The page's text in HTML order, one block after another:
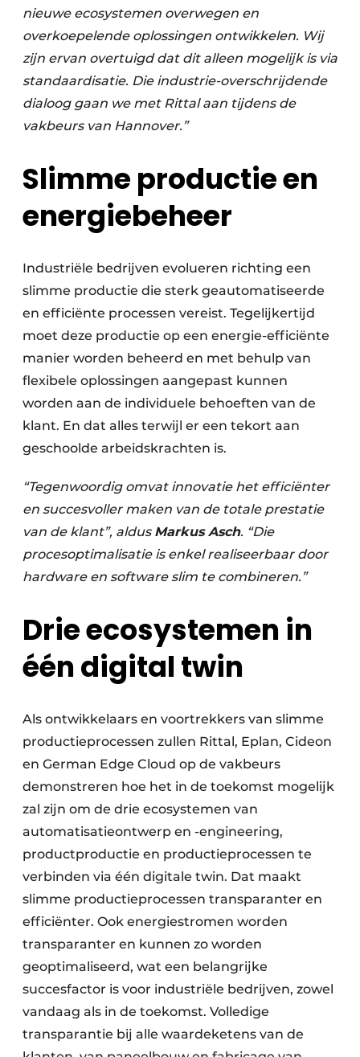
nieuwe ecosystemen overwegen en
overkoepelende oplossingen ontwikkelen. Wij
zijn ervan overtuigd dat dit alleen mogelijk is via
standaardisatie. Die industrie-overschrijdende
dialoog gaan we met Rittal aan tijdens de
vakbeurs van Hannover.”
Slimme productie en
energiebeheer
Industriële bedrijven evolueren richting een
slimme productie die sterk geautomatiseerde
en efficiënte processen vereist. Tegelijkertijd
moet deze productie op een energie-efficiënte
manier worden beheerd en met behulp van
flexibele oplossingen aangepast kunnen
worden aan de individuele behoeften van de
klant. En dat alles terwijl er een tekort aan
geschoolde arbeidskrachten is.
“Tegenwoordig omvat innovatie het efficiënter
en succesvoller maken van de totale prestatie
van de klant”, aldus Markus Asch. “Die
procesoptimalisatie is enkel realiseerbaar door
hardware en software slim te combineren.”
Drie ecosystemen in
één digital twin
Als ontwikkelaars en voortrekkers van slimme
productieprocessen zullen Rittal, Eplan, Cideon
en German Edge Cloud op de vakbeurs
demonstreren hoe het in de toekomst mogelijk
zal zijn om de drie ecosystemen van
automatisatieontwerp en -engineering,
productproductie en productieprocessen te
verbinden via één digitale twin. Dat maakt
slimme productieprocessen transparanter en
efficiënter. Ook energiestromen worden
transparanter en kunnen zo worden
geoptimaliseerd, wat een belangrijke
succesfactor is voor industriële bedrijven, zowel
vandaag als in de toekomst. Volledige
transparantie bij alle waardeketens van de